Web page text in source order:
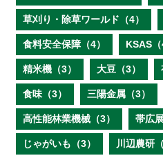
草刈り・除草ワールド（4）
食料安全保障（4） KSAS（
精米機（3） 大豆（3）
食味（3） 三陽金属（3）
高性能林業機械（3） 帯広
じゃがいも（3） 川辺農研（